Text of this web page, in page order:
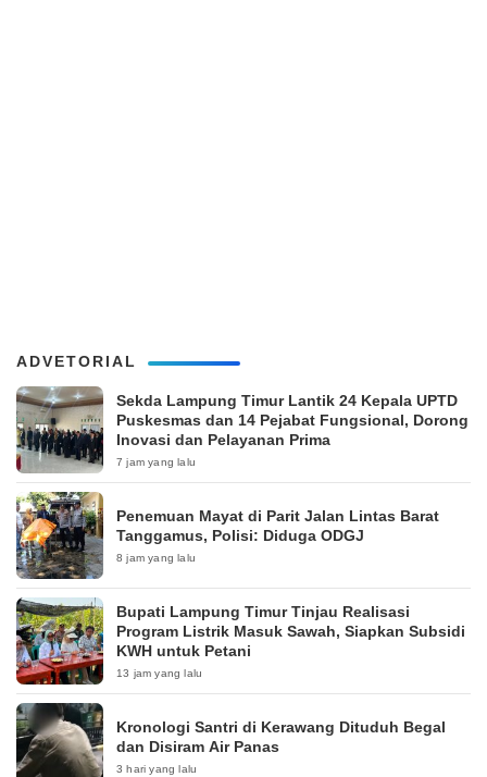
ADVETORIAL
‎Sekda Lampung Timur Lantik 24 Kepala UPTD
Puskesmas dan 14 Pejabat Fungsional, Dorong
Inovasi dan Pelayanan Prima
7 jam yang lalu
Penemuan Mayat di Parit Jalan Lintas Barat
Tanggamus, Polisi: Diduga ODGJ
8 jam yang lalu
Bupati Lampung Timur Tinjau Realisasi
Program Listrik Masuk Sawah, Siapkan Subsidi
KWH untuk Petani
13 jam yang lalu
Kronologi Santri di Kerawang Dituduh Begal
dan Disiram Air Panas
3 hari yang lalu